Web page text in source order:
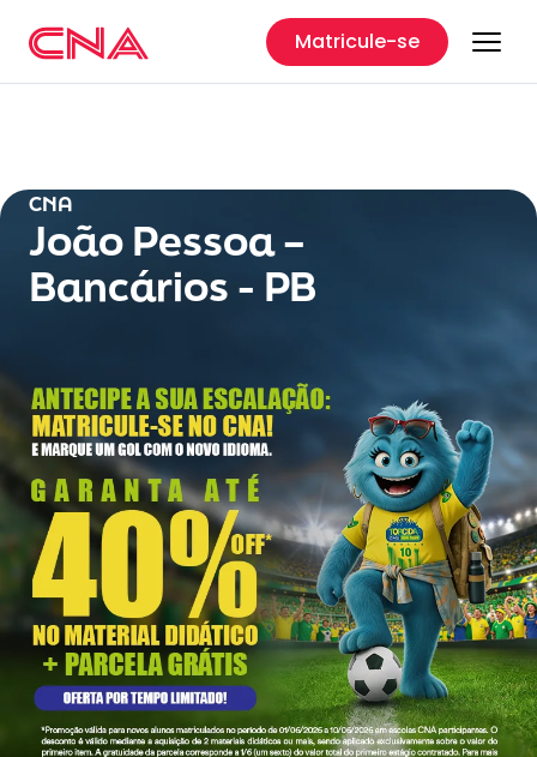
Matricule-se
CNA
João Pessoa –
Bancários - PB